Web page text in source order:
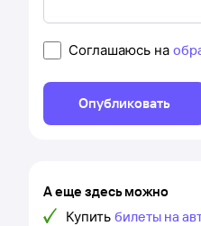
Соглашаюсь на
Опубликовать
А еще здесь можно
Купить билеты на